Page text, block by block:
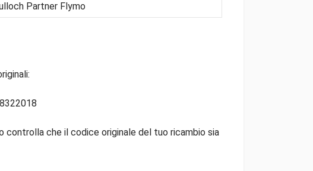
Partner Flymo
controlla che il codice originale del tuo ricambio sia